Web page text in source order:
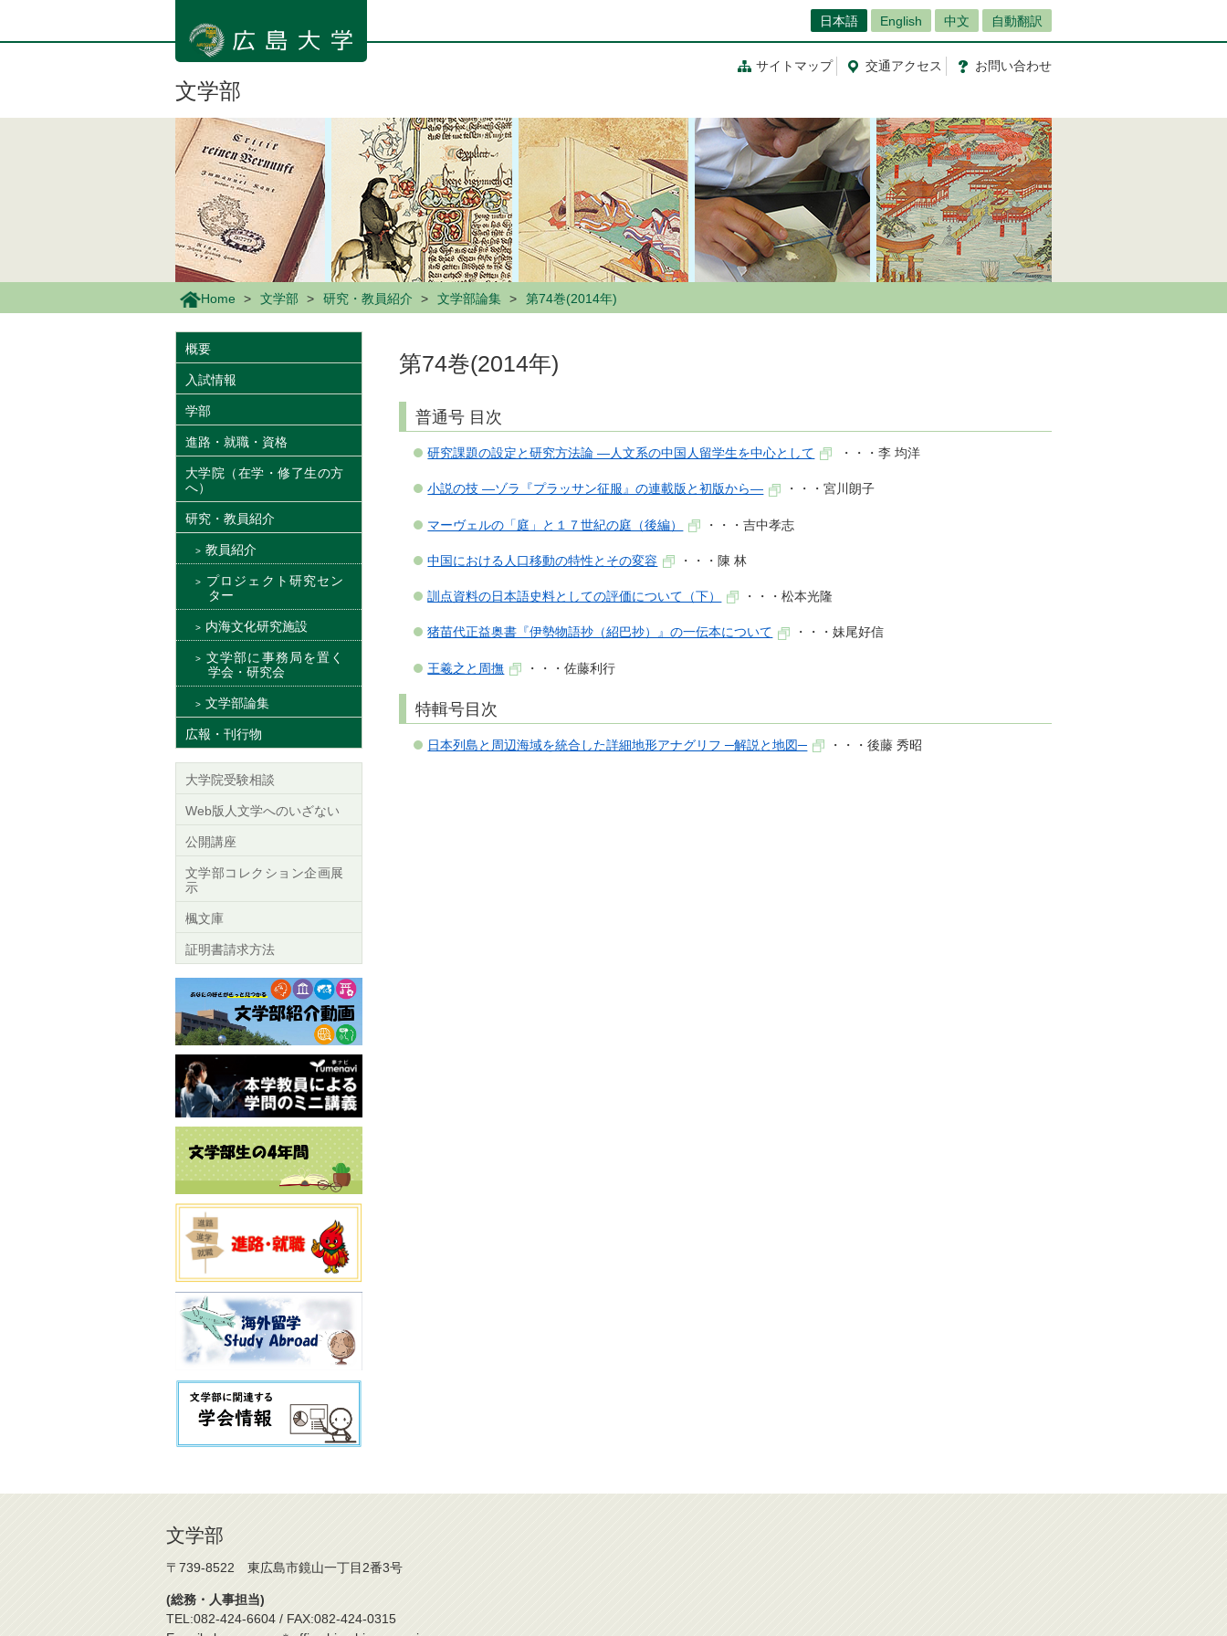
ン
日本語 English 中文 自動翻訳
サイトマップ 交通アクセス お問い合わせ
文学部
Home 文学部 研究・教員紹介 文学部論集 第74巻(2014年)
第74巻(2014年)
普通号 目次
研究課題の設定と研究方法論 ―人文系の中国人留学生を中心として ・・・李 均洋
小説の技 ―ゾラ『プラッサン征服』の連載版と初版から― ・・・宮川朗子
マーヴェルの「庭」と１７世紀の庭（後編） ・・・吉中孝志
中国における人口移動の特性とその変容 ・・・陳 林
訓点資料の日本語史料としての評価について（下） ・・・松本光隆
猪苗代正益奥書『伊勢物語抄（紹巴抄）』の一伝本について ・・・妹尾好信
王羲之と周撫 ・・・佐藤利行
特輯号目次
日本列島と周辺海域を統合した詳細地形アナグリフ ─解説と地図─ ・・・後藤 秀昭
概要
入試情報
学部
進路・就職・資格
大学院（在学・修了生の方
へ）
研究・教員紹介
教員紹介
プロジェクト研究セン
ター
内海文化研究施設
文学部に事務局を置く
学会・研究会
文学部論集
広報・刊行物
大学院受験相談
Web版人文学へのいざない
公開講座
文学部コレクション企画展
示
楓文庫
証明書請求方法
文学部
〒739-8522 東広島市鏡山一丁目2番3号
(総務・人事担当)
TEL:082-424-6604 / FAX:082-424-0315